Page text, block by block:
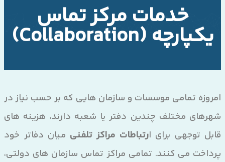
خدمات مرکز تماس
یکپارچه (Collaboration)
امروزه تمامی موسسات و سازمان هایی که بر حسب نیاز در
شهرهای مختلف چندین دفتر یا شعبه دارند، هزینه های
قابل توجهی برای ارتباطات مراکز تلفنی میان دفاتر خود
پرداخت می کنند. تمامی مراکز تماس سازمان های دولتی،